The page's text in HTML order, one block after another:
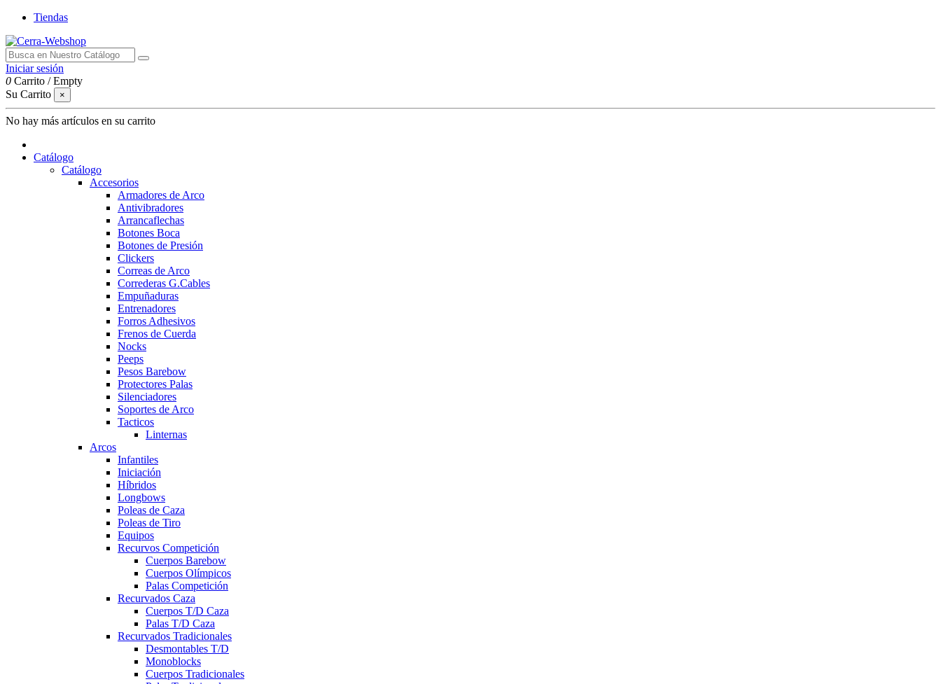
Tiendas
Iniciar sesión
0 Carrito /Empty
Su Carrito
×
No hay más artículos en su carrito
Catálogo
Catálogo
Accesorios
Armadores de Arco
Antivibradores
Arrancaflechas
Botones Boca
Botones de Presión
Clickers
Correas de Arco
Correderas G.Cables
Empuñaduras
Entrenadores
Forros Adhesivos
Frenos de Cuerda
Nocks
Peeps
Pesos Barebow
Protectores Palas
Silenciadores
Soportes de Arco
Tacticos
Linternas
Arcos
Infantiles
Iniciación
Híbridos
Longbows
Poleas de Caza
Poleas de Tiro
Equipos
Recurvos Competición
Cuerpos Barebow
Cuerpos Olímpicos
Palas Competición
Recurvados Caza
Cuerpos T/D Caza
Palas T/D Caza
Recurvados Tradicionales
Desmontables T/D
Monoblocks
Cuerpos Tradicionales